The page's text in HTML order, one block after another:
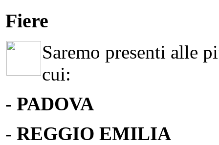
Fiere
Saremo presenti alle
cui:
- PADOVA
- REGGIO EMILIA